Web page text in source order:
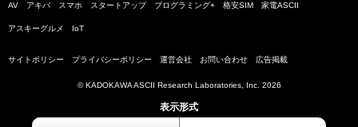
AV アキバ スマホ スタートアップ プログラミング+ 格安SIM 家電ASCII
アスキーグルメ IoT
サイトポリシー プライバシーポリシー 運営会社 お問い合わせ 広告掲載
© KADOKAWA ASCII Research Laboratories, Inc. 2026
表示形式